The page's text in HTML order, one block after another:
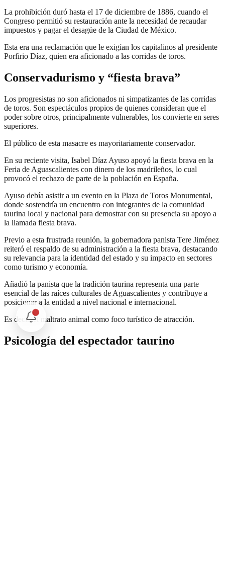
La prohibición duró hasta el 17 de diciembre de 1886, cuando el
Congreso permitió su restauración ante la necesidad de recaudar
impuestos y pagar el desagüe de la Ciudad de México.
Esta era una reclamación que le exigían los capitalinos al presidente
Porfirio Díaz, quien era aficionado a las corridas de toros.
Conservadurismo y “fiesta brava”
Los progresistas no son aficionados ni simpatizantes de las corridas
de toros. Son espectáculos propios de quienes consideran que el
poder sobre otros, principalmente vulnerables, los convierte en seres
superiores.
El público de esta masacre es mayoritariamente conservador.
En su reciente visita, Isabel Díaz Ayuso apoyó la fiesta brava en la
Feria de Aguascalientes con dinero de los madrileños, lo cual
provocó el rechazo de parte de la población en España.
Ayuso debía asistir a un evento en la Plaza de Toros Monumental,
donde sostendría un encuentro con integrantes de la comunidad
taurina local y nacional para demostrar con su presencia su apoyo a
la llamada fiesta brava.
Previo a esta frustrada reunión, la gobernadora panista Tere Jiménez
reiteró el respaldo de su administración a la fiesta brava, destacando
su relevancia para la identidad del estado y su impacto en sectores
como turismo y economía.
Añadió la panista que la tradición taurina representa una parte
esencial de las raíces culturales de Aguascalientes y contribuye a
posicionar a la entidad a nivel nacional e internacional.
Es decir, el maltrato animal como foco turístico de atracción.
Psicología del espectador taurino